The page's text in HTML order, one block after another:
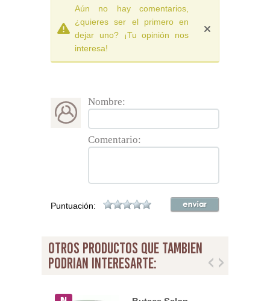
Aún no hay comentarios,
¿quieres ser el primero en
dejar uno? ¡Tu opinión nos
interesa!
Nombre:
Comentario:
Puntuación:
otros productos que tambien
podrian interesarte: